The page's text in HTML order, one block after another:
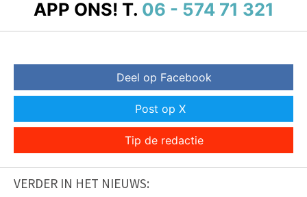
APP ONS! T. 06 - 574 71 321
Deel op Facebook
Post op X
Tip de redactie
VERDER IN HET NIEUWS: